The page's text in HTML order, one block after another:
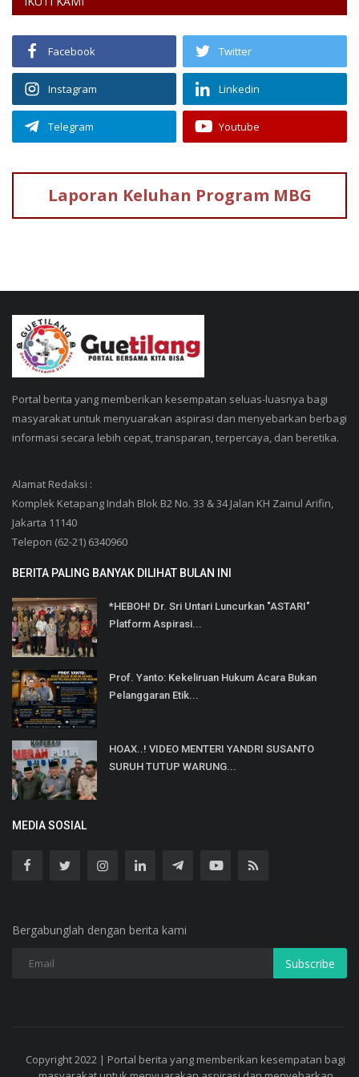
Facebook Twitter
Instagram Linkedin
Telegram Youtube
Laporan Keluhan Program MBG
Portal berita yang memberikan kesempatan seluas-luasnya bagi
masyarakat untuk menyuarakan aspirasi dan menyebarkan berbagi
informasi secara lebih cepat, transparan, terpercaya, dan beretika.
Alamat Redaksi :
Komplek Ketapang Indah Blok B2 No. 33 & 34 Jalan KH Zainul Arifin,
Jakarta 11140
Telepon (62-21) 6340960
BERITA PALING BANYAK DILIHAT BULAN INI
*HEBOH! Dr. Sri Untari Luncurkan "ASTARI"
Platform Aspirasi...
Prof. Yanto: Kekeliruan Hukum Acara Bukan
Pelanggaran Etik...
HOAX..! VIDEO MENTERI YANDRI SUSANTO
SURUH TUTUP WARUNG...
MEDIA SOSIAL
Bergabunglah dengan berita kami
Subscribe
Copyright 2022 | Portal berita yang memberikan kesempatan bagi